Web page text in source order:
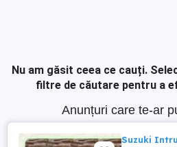
Nu am găsit ceea ce cauți.
filtre de căutare pentru a
Anunțuri care te-ar
Suzuki